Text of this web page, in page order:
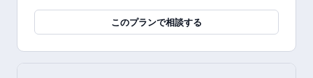
このプランで相談する